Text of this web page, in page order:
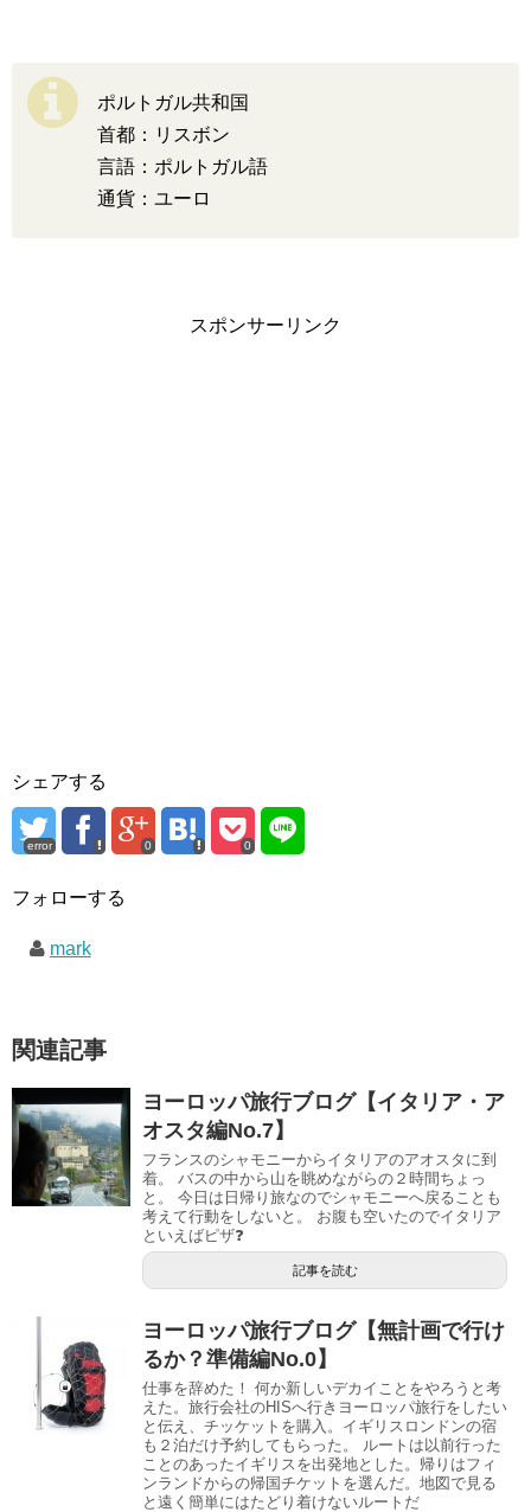
ポルトガル共和国
首都：リスボン
言語：ポルトガル語
通貨：ユーロ
スポンサーリンク
シェアする
error 0 0
フォローする
mark
関連記事
ヨーロッパ旅行ブログ【イタリア・ア
オスタ編No.7】
フランスのシャモニーからイタリアのアオスタに到
着。 バスの中から山を眺めながらの２時間ちょっ
と。 今日は日帰り旅なのでシャモニーへ戻ることも
考えて行動をしないと。 お腹も空いたのでイタリア
といえばピザ❓
記事を読む
ヨーロッパ旅行ブログ【無計画で行け
るか？準備編No.0】
仕事を辞めた！ 何か新しいデカイことをやろうと考
えた。旅行会社のHISへ行きヨーロッパ旅行をしたい
と伝え、チッケットを購入。イギリスロンドンの宿
も２泊だけ予約してもらった。 ルートは以前行った
ことのあったイギリスを出発地とした。帰りはフィ
ンランドからの帰国チケットを選んだ。地図で見る
と遠く簡単にはたどり着けないルートだ